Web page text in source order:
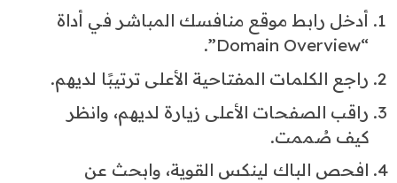
أدخل رابط موقع منافسك المباشر في أداة
“Domain Overview”.
راجع الكلمات المفتاحية الأعلى ترتيبًا لديهم.
راقب الصفحات الأعلى زيارة لديهم، وانظر
كيف صُممت.
افحص الباك لينكس القوية، وابحث عن